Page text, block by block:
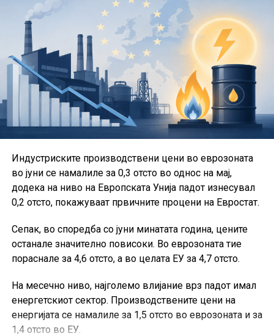
комората, ИКТ комората, Комората на
сметководители, финансии и даночни советници,
Туристичко-угостителската комора, Услужната
комора, ЕнергоКом, Комората на интегрирано
приватно здравство, Комората за трговија и
дистрибуција, Комората за индустрија и развој и
Комората за превенција, заштита од пожари и кризен
менаџмент.
проекти, за игри на среќа и за стартапи.
Од ССКМ посочуваат дека остануваат посветени на
создавање современ и обединет коморски систем,
клима, развој на претприемништвото и поголема
конкурентност на македонските компании.
Индустриските производствени цени во еврозоната
во јуни се намалиле за 0,3 отсто во однос на мај,
додека на ниво на Европската Унија падот изнесувал
0,2 отсто, покажуваат првичните процени на Евростат.
Сепак, во споредба со јуни минатата година, цените
останале значително повисоки. Во еврозоната тие
пораснале за 4,6 отсто, а во целата ЕУ за 4,7 отсто.
На месечно ниво, најголемо влијание врз падот имал
енергетскиот сектор. Производствените цени на
енергијата се намалиле за 1,5 отсто во еврозоната и за
1,4 отсто во ЕУ.